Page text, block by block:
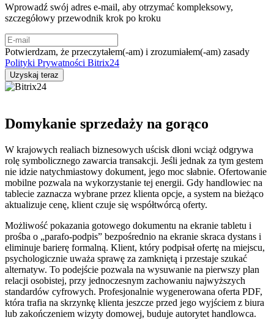
Wprowadź swój adres e-mail, aby otrzymać kompleksowy,
szczegółowy przewodnik krok po kroku
Potwierdzam, że przeczytałem(-am) i zrozumiałem(-am) zasady
Polityki Prywatności Bitrix24
Domykanie sprzedaży na gorąco
W krajowych realiach biznesowych uścisk dłoni wciąż odgrywa
rolę symbolicznego zawarcia transakcji. Jeśli jednak za tym gestem
nie idzie natychmiastowy dokument, jego moc słabnie. Ofertowanie
mobilne pozwala na wykorzystanie tej energii. Gdy handlowiec na
tablecie zaznacza wybrane przez klienta opcje, a system na bieżąco
aktualizuje cenę, klient czuje się współtwórcą oferty.
Możliwość pokazania gotowego dokumentu na ekranie tabletu i
prośba o „parafo-podpis” bezpośrednio na ekranie skraca dystans i
eliminuje barierę formalną. Klient, który podpisał ofertę na miejscu,
psychologicznie uważa sprawę za zamkniętą i przestaje szukać
alternatyw. To podejście pozwala na wysuwanie na pierwszy plan
relacji osobistej, przy jednoczesnym zachowaniu najwyższych
standardów cyfrowych. Profesjonalnie wygenerowana oferta PDF,
która trafia na skrzynkę klienta jeszcze przed jego wyjściem z biura
lub zakończeniem wizyty domowej, buduje autorytet handlowca.